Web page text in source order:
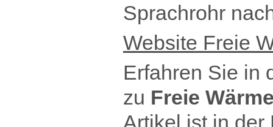
Sprachrohr
Website Freie
Erfahren Sie in
zu Freie
Artikel ist in der